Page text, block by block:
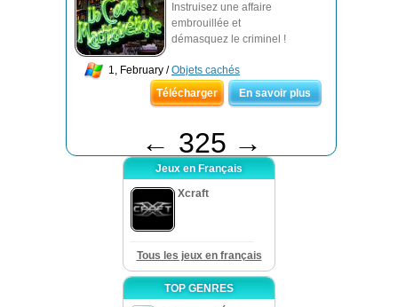
Instruisez une affaire
embrouillée et
démasquez le criminel !
1, February /Objets cachés
Télécharger
En savoir plus
← 325 →
Jeux en Français
Xcraft
Tous les jeux en français
TOP GENRES